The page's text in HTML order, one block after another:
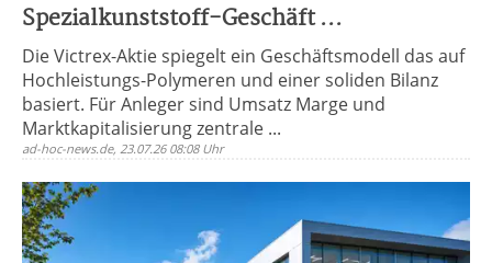
Spezialkunststoff-Geschäft ...
Die Victrex-Aktie spiegelt ein Geschäftsmodell das auf
Hochleistungs-Polymeren und einer soliden Bilanz
basiert. Für Anleger sind Umsatz Marge und
Marktkapitalisierung zentrale ...
ad-hoc-news.de, 23.07.26 08:08 Uhr